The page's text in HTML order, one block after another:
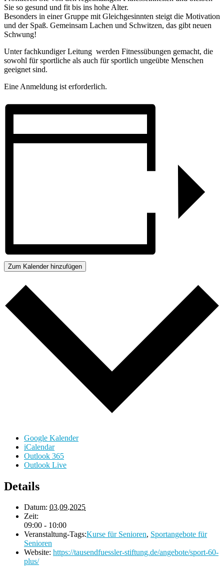
Sie so gesund und fit bis ins hohe Alter.
Besonders in einer Gruppe mit Gleichgesinnten steigt die Motivation
und der Spaß. Gemeinsam Lachen und Schwitzen, das gibt neuen
Schwung!
Unter fachkundiger Leitung werden Fitnessübungen gemacht, die
sowohl für sportliche als auch für sportlich ungeübte Menschen
geeignet sind.
Eine Anmeldung ist erforderlich.
Zum Kalender hinzufügen
Google Kalender
iCalendar
Outlook 365
Outlook Live
Details
Datum: 03.09.2025
Zeit:
09:00 - 10:00
Veranstaltung-Tags:Kurse für Senioren, Sportangebote für
Senioren
Website: https://tausendfuessler-stiftung.de/angebote/sport-60-
plus/